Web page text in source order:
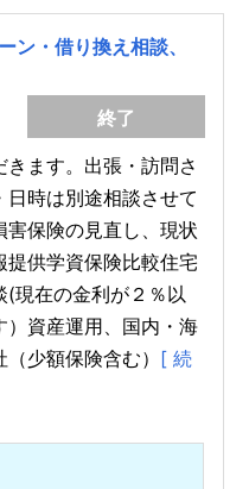
ン・借り換え相談、
終了
ます。出張・訪問さ
時は別途相談させて
保険の見直し、現状
供学資保険比較住宅
(現在の金利が２％以
）資産運用、国内・海
少額保険含む） [ 続